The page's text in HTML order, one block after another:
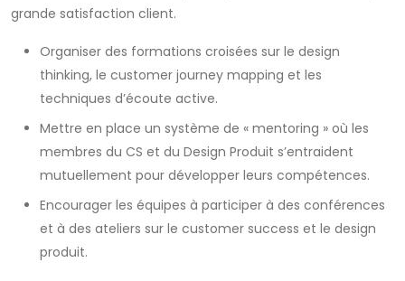
grande satisfaction client.
Organiser des formations croisées sur le design
thinking, le customer journey mapping et les
techniques d’écoute active.
Mettre en place un système de « mentoring » où les
membres du CS et du Design Produit s’entraident
mutuellement pour développer leurs compétences.
Encourager les équipes à participer à des conférences
et à des ateliers sur le customer success et le design
produit.